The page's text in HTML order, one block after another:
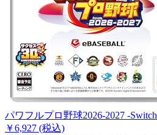
パワフルプロ野球2026-2027 -Switch
￥6,927 (税込)